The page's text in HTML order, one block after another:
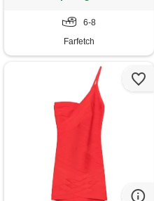
6-8
Farfetch